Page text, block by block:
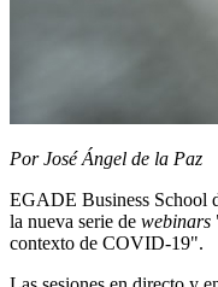
Por José Ángel de la Paz
EGADE Business School
la nueva serie de webinars
contexto de COVID-19".